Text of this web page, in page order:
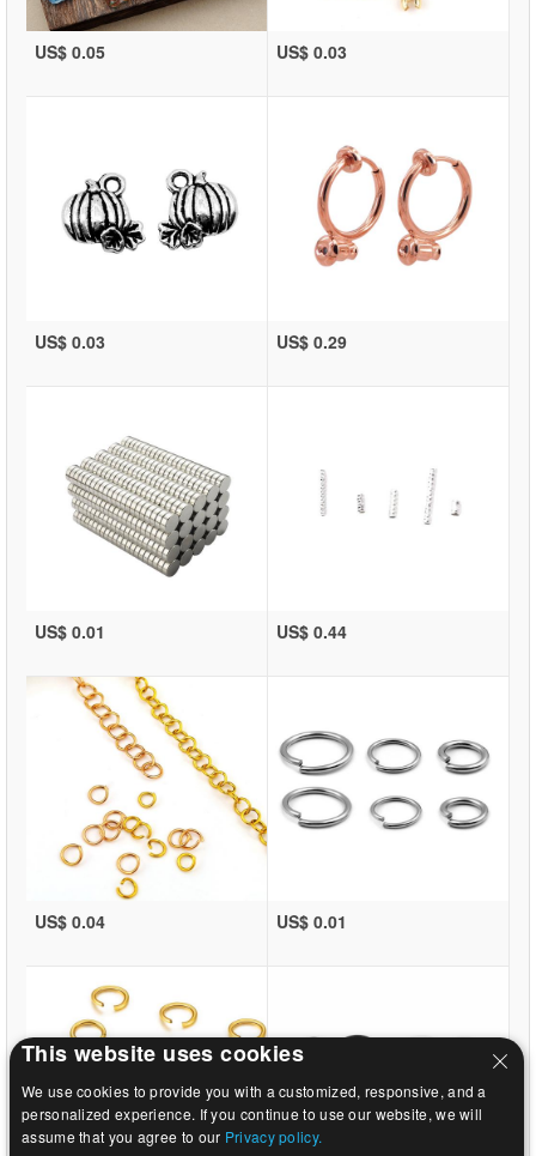
US$ 0.05 US$ 0.03
US$ 0.03 US$ 0.29
US$ 0.01 US$ 0.44
US$ 0.04 US$ 0.01
This website uses cookies
We use cookies to provide you with a customized, responsive, and a
personalized experience. If you continue to use our website, we will
assume that you agree to our Privacy policy.